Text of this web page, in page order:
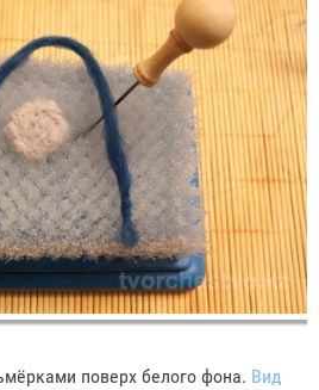
поверх белого фона. Вид